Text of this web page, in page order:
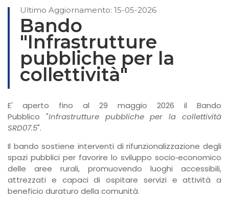
Ultimo Aggiornamento: 15-05-2026
Bando
"Infrastrutture
pubbliche per la
collettività"
E' aperto fino al 29 maggio 2026 il Bando
Pubblico "Infrastrutture pubbliche per la collettività
SRD07.5".
Il bando sostiene interventi di rifunzionalizzazione degli
spazi pubblici per favorire lo sviluppo socio‑economico
delle aree rurali, promuovendo luoghi accessibili,
attrezzati e capaci di ospitare servizi e attività a
beneficio duraturo della comunità.